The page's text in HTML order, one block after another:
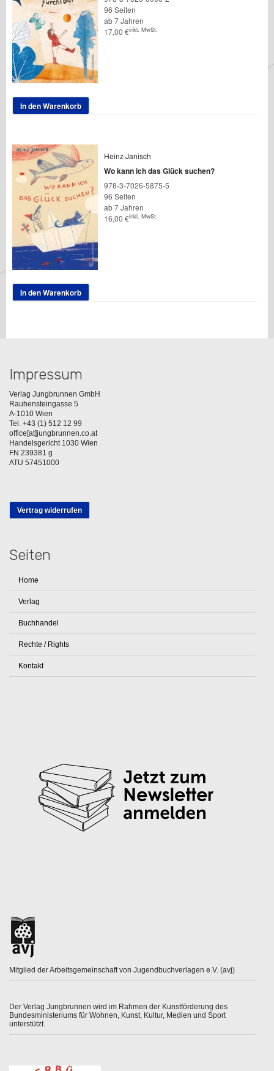
96 Seiten
ab 7 Jahren
17,00 €inkl. MwSt.
In den Warenkorb
Heinz Janisch
Wo kann ich das Glück suchen?
978-3-7026-5875-5
96 Seiten
ab 7 Jahren
16,00 €inkl. MwSt.
In den Warenkorb
Impressum
Verlag Jungbrunnen GmbH
Rauhensteingasse 5
A-1010 Wien
Tel. +43 (1) 512 12 99
office[at]jungbrunnen.co.at
Handelsgericht 1030 Wien
FN 239381 g
ATU 57451000
Vertrag widerrufen
Seiten
Home
Verlag
Buchhandel
Rechte / Rights
Kontakt
Mitglied der Arbeitsgemeinschaft von Jugendbuchverlagen e.V. (avj)
Der Verlag Jungbrunnen wird im Rahmen der Kunstförderung des
Bundesministeriums für Wohnen, Kunst, Kultur, Medien und Sport
unterstützt.